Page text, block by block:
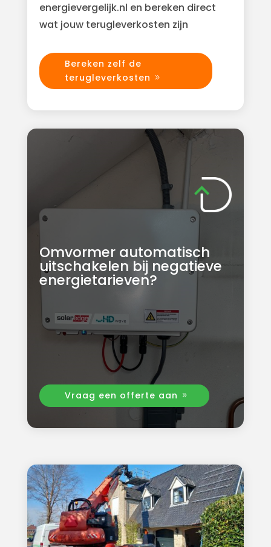
energievergelijk.nl en bereken direct
wat jouw terugleverkosten zijn
Bereken zelf de
terugleverkosten
Omvormer automatisch
uitschakelen bij negatieve
energietarieven?
Vraag een offerte aan